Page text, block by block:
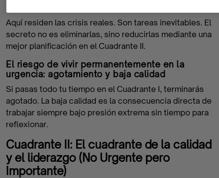
Aquí residen las crisis reales. Son tareas inevitables. El
secreto no es eliminarlas, sino reducirlas mediante una
mejor planificación en el Cuadrante II.
El riesgo de vivir permanentemente en la
urgencia: agotamiento y baja calidad
Si pasas todo tu tiempo en el Cuadrante I, terminarás
agotado. La baja calidad es la consecuencia directa de
trabajar siempre bajo presión extrema sin tiempo para
reflexionar.
Cuadrante II: El cuadrante de la calidad
y el liderazgo (No Urgente pero
Importante)